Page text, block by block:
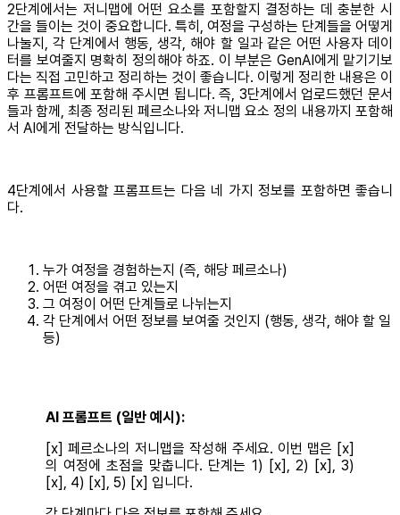
2단계에서는 저니맵에 어떤 요소를 포함할지 결정하는 데 충분한 시
간을 들이는 것이 중요합니다. 특히, 여정을 구성하는 단계들을 어떻게
나눌지, 각 단계에서 행동, 생각, 해야 할 일과 같은 어떤 사용자 데이
터를 보여줄지 명확히 정의해야 하죠. 이 부분은 GenAI에게 맡기기보
다는 직접 고민하고 정리하는 것이 좋습니다. 이렇게 정리한 내용은 이
후 프롬프트에 포함해 주시면 됩니다. 즉, 3단계에서 업로드했던 문서
들과 함께, 최종 정리된 페르소나와 저니맵 요소 정의 내용까지 포함해
서 AI에게 전달하는 방식입니다.
4단계에서 사용할 프롬프트는 다음 네 가지 정보를 포함하면 좋습니
다.
누가 여정을 경험하는지 (즉, 해당 페르소나)
어떤 여정을 겪고 있는지
그 여정이 어떤 단계들로 나뉘는지
각 단계에서 어떤 정보를 보여줄 것인지 (행동, 생각, 해야 할 일
등)
AI 프롬프트 (일반 예시):
[x] 페르소나의 저니맵을 작성해 주세요. 이번 맵은 [x]
의 여정에 초점을 맞춥니다. 단계는 1) [x], 2) [x], 3)
[x], 4) [x], 5) [x] 입니다.